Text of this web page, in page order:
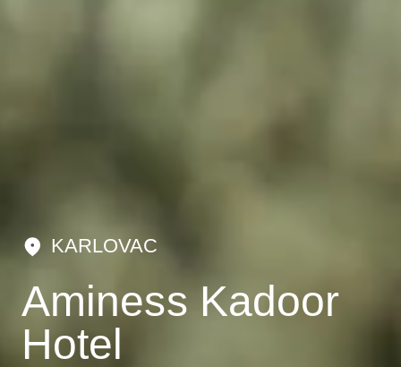
KARLOVAC
Aminess Kadoor
Hotel